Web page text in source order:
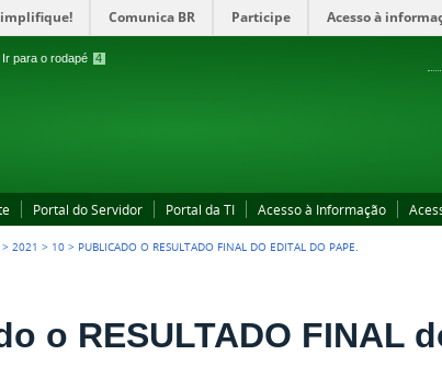
Comunica BR Participe Acesso à
Ir para o rodapé 4
Portal do Servidor Portal da TI Acesso à Informação
>2021 > 10 > PUBLICADO O RESULTADO FINAL DO EDITAL DO PAPE.
o RESULTADO FINAL